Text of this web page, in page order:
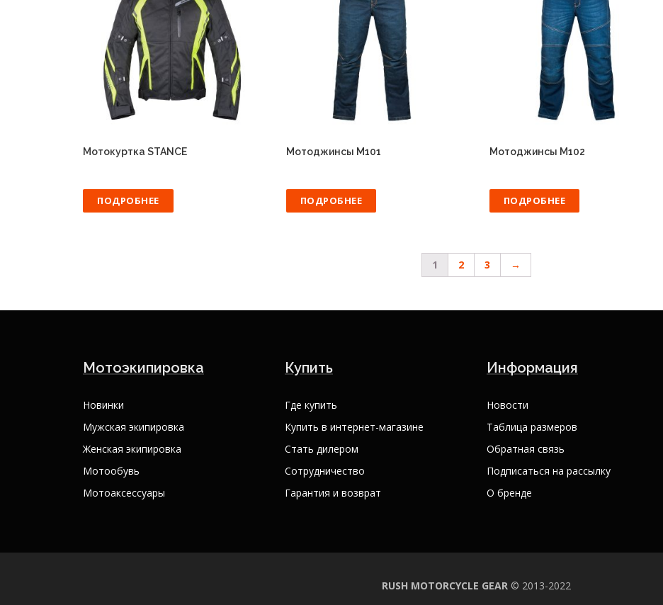
Мотокуртка STANCE
ПОДРОБНЕЕ
Мотоджинсы M101
ПОДРОБНЕЕ
Мотоджинсы M102
ПОДРОБНЕЕ
1 2 3 →
Мотоэкипировка
Новинки
Мужская экипировка
Женская экипировка
Мотообувь
Мотоаксессуары
Купить
Где купить
Купить в интернет-магазине
Стать дилером
Сотрудничество
Гарантия и возврат
Информация
Новости
Таблица размеров
Обратная связь
Подписаться на рассылку
О бренде
RUSH MOTORCYCLE GEAR© 2013-2022